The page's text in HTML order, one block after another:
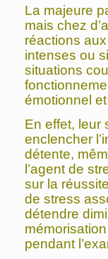
La majeure
mais chez
réactions
intenses ou
situations
émotionnel
En effet, leur
enclencher
détente,
l’agent de
sur la
de stress
détendre
pendant